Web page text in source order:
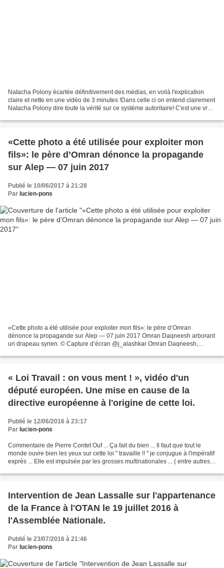
Natacha Polony écartée définitivement des médias, en voilà l'explication
claire et nette en une vidéo de 3 minutes !Dans celle ci on entend clairement
Natacha Polony dire toute la vérité sur ce système autoritaire! C'est une vraie
«Cette photo a été utilisée pour exploiter mon
fils»: le père d’Omran dénonce la propagande
sur Alep — 07 juin 2017
Publié le 10/06/2017 à 21:28
Par lucien-pons
«Cette photo a été utilisée pour exploiter mon fils»: le père d’Omran
dénonce la propagande sur Alep — 07 juin 2017 Omran Daqneesh arborant
un drapeau syrien. © Capture d’écran @j_alashkar Omran Daqneesh,
« Loi Travail : on vous ment ! », vidéo d'un
député européen. Une mise en cause de la
directive européenne à l'origine de cette loi.
Publié le 12/06/2016 à 23:17
Par lucien-pons
Commentaire de Pierre Contet Ouf ... Ça fait du bien ... Il faut que tout le
monde ouvre bien les yeux sur cette loi " travaille !! " je conjugue à l'impératif
exprès ... Elle est impulsée par les grosses multinationales ... ( entre autres
Intervention de Jean Lassalle sur l'appartenance
de la France à l'OTAN le 19 juillet 2016 à
l'Assemblée Nationale.
Publié le 23/07/2016 à 21:46
Par lucien-pons